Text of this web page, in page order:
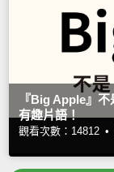
『Big Apple』
有趣片語！
觀看次數：14812 •